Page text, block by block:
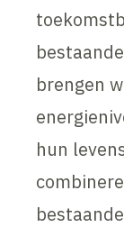
brengen
hun